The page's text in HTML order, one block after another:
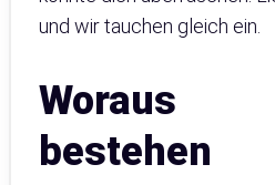
und wir tauchen gleich ein.
Woraus
bestehen